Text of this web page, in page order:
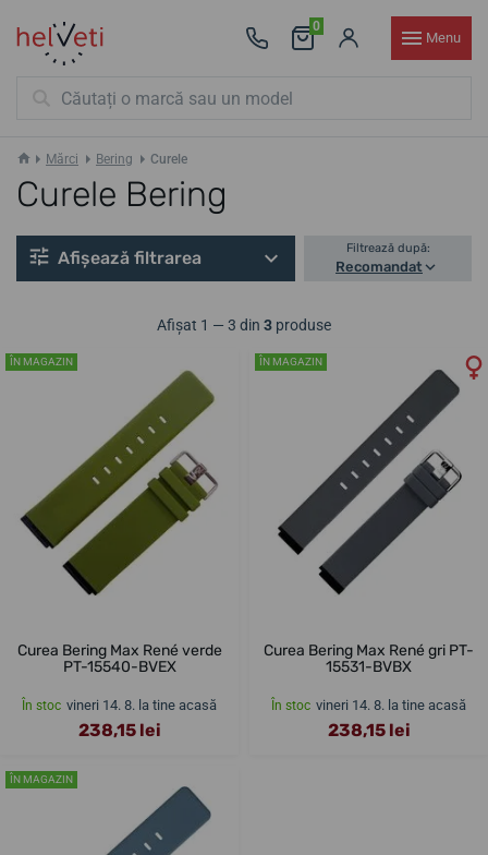
0
Menu
Mărci Bering Curele
Curele Bering
Afișează filtrarea Filtrează după:
Recomandat
Afișat 1 — 3 din 3 produse
ÎN MAGAZIN
Curea Bering Max René verde
PT-15540-BVEX
În stoc vineri 14. 8. la tine acasă
238,15 lei
ÎN MAGAZIN
Curea Bering Max René gri PT-
15531-BVBX
În stoc vineri 14. 8. la tine acasă
238,15 lei
ÎN MAGAZIN